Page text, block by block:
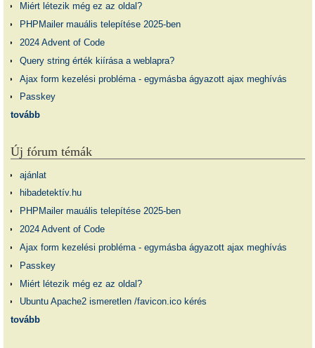
Miért létezik még ez az oldal?
PHPMailer mauális telepítése 2025-ben
2024 Advent of Code
Query string érték kiírása a weblapra?
Ajax form kezelési probléma - egymásba ágyazott ajax meghívás
Passkey
tovább
Új fórum témák
ajánlat
hibadetektív.hu
PHPMailer mauális telepítése 2025-ben
2024 Advent of Code
Ajax form kezelési probléma - egymásba ágyazott ajax meghívás
Passkey
Miért létezik még ez az oldal?
Ubuntu Apache2 ismeretlen /favicon.ico kérés
tovább